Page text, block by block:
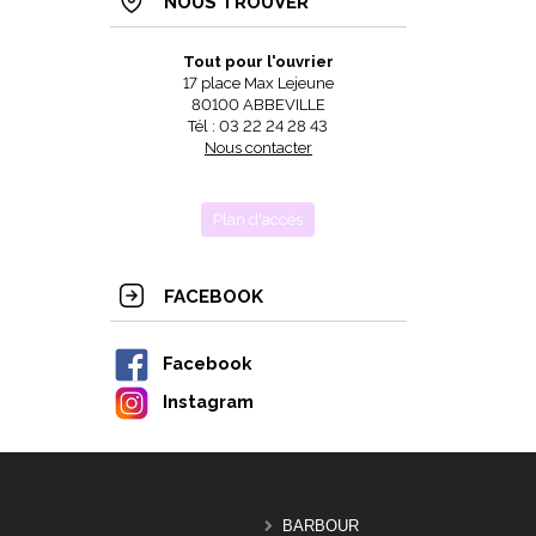
Tout pour l'ouvrier
17 place Max Lejeune
80100 ABBEVILLE
Tél : 03 22 24 28 43
Nous contacter
Plan d'accès
FACEBOOK
Facebook
Instagram
BARBOUR